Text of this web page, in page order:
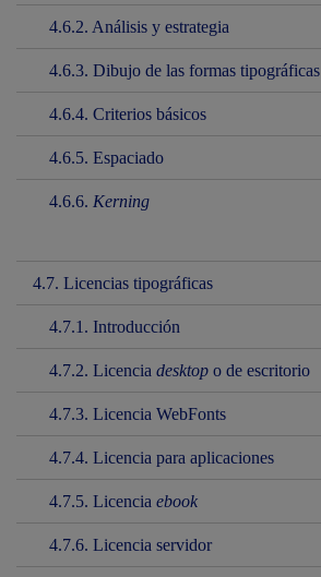
4.6.2. Análisis y estrategia
4.6.3. Dibujo de las formas tipográficas
4.6.4. Criterios básicos
4.6.5. Espaciado
4.6.6. Kerning
4.7. Licencias tipográficas
4.7.1. Introducción
4.7.2. Licencia desktop o de escritorio
4.7.3. Licencia WebFonts
4.7.4. Licencia para aplicaciones
4.7.5. Licencia ebook
4.7.6. Licencia servidor